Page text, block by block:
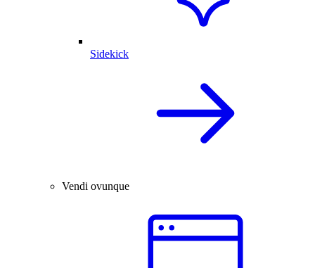
Sidekick
Vendi ovunque